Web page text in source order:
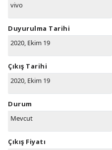
vivo
Duyurulma Tarihi
2020, Ekim 19
Çıkış Tarihi
2020, Ekim 19
Durum
Mevcut
Çıkış Fiyatı